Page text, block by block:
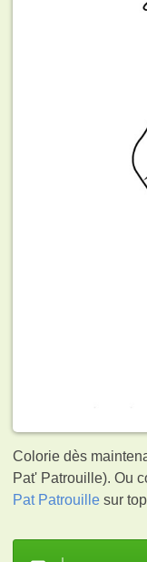
Colorie dès
Pat' Patrouille). Ou
Pat Patrouille sur